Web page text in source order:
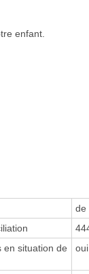
enfant.
de
en situation de
oui